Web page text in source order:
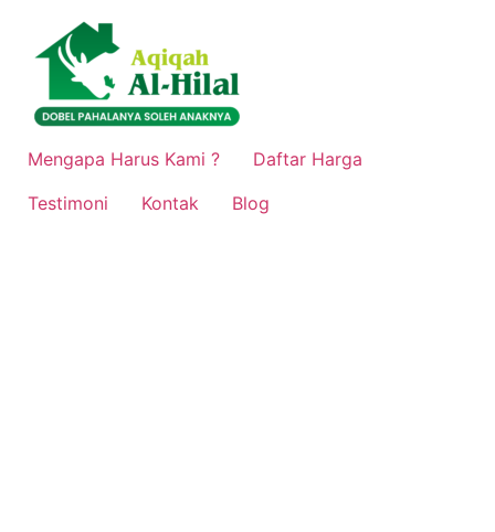
konten
Mengapa Harus Kami ?
Daftar Harga
Testimoni
Kontak Blog